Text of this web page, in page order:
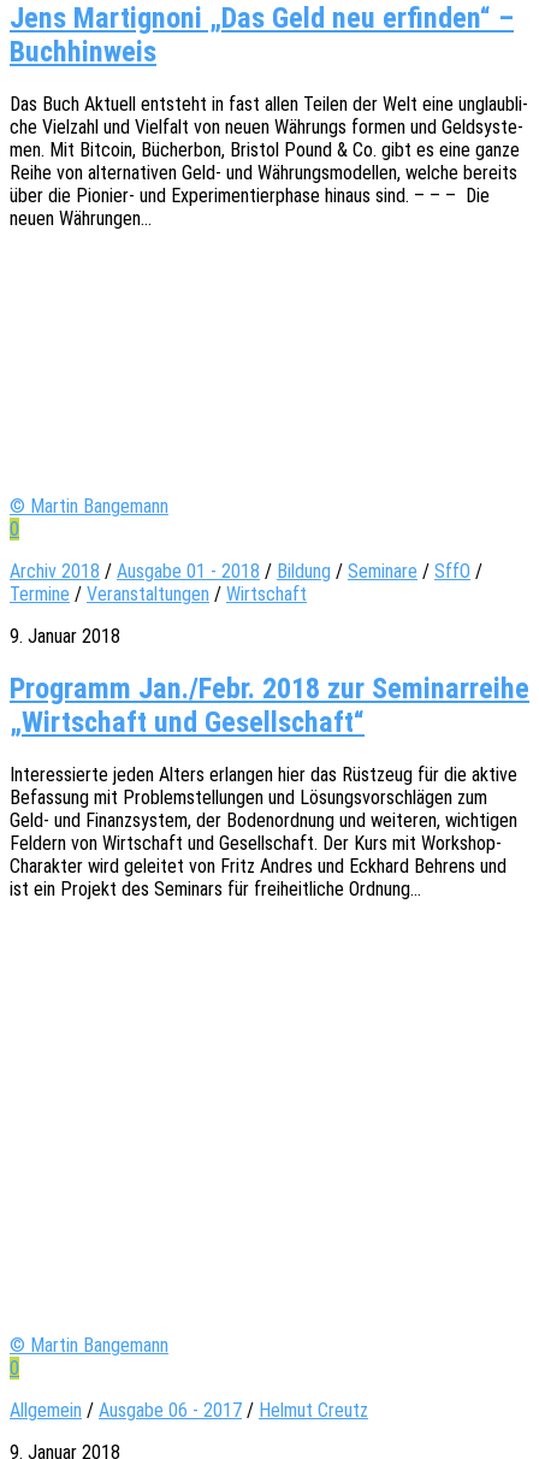
Jens Martignoni „Das Geld neu erfinden“ –
Buchhinweis
Das Buch Aktu­ell entsteht in fast allen Teilen der Welt eine unglaub­li­
che Viel­zahl und Viel­falt von neuen Währungs formen und Geld­sys­te­
men. Mit Bitco­in, Bücher­bon, Bris­tol Pound & Co. gibt es eine ganze
Reihe von alter­na­ti­ven Geld- und Währungs­mo­del­len, welche bereits
über die Pionier- und Expe­ri­men­tier­pha­se hinaus sind. – – – Die
neuen Währungen…
© Martin Bangemann
0
Archiv 2018 / Ausgabe 01 - 2018 / Bildung / Seminare / SffO /
Termine / Veranstaltungen / Wirtschaft
9. Januar 2018
Programm Jan./Febr. 2018 zur Seminarreihe
„Wirtschaft und Gesellschaft“
Inter­es­sier­te jeden Alters erlan­gen hier das Rüst­zeug für die aktive
Befas­sung mit Problem­stel­lun­gen und Lösungs­vor­schlä­gen zum
Geld- und Finanz­sys­tem, der Boden­ord­nung und weite­ren, wich­ti­gen
Feldern von Wirt­schaft und Gesell­schaft. Der Kurs mit Work­­shop-
Charak­­ter wird gelei­tet von Fritz Andres und Eckhard Behrens und
ist ein Projekt des Semi­nars für frei­heit­li­che Ordnung…
© Martin Bangemann
0
Allgemein / Ausgabe 06 - 2017 / Helmut Creutz
9. Januar 2018